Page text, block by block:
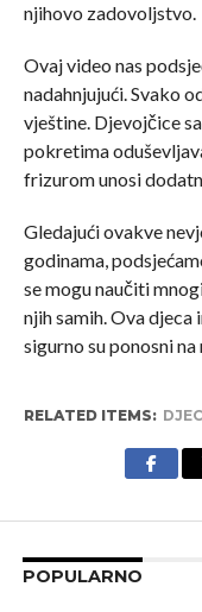
njihovo zadovoljstvo.
Ovaj video nas
nadahnjujući. Svako
vještine. Djevojčice
pokretima
frizurom unosi
Gledajući ovakve
godinama,
se mogu naučiti
njih samih. Ova
sigurno su ponosni na
RELATED ITEMS:
POPULARNO